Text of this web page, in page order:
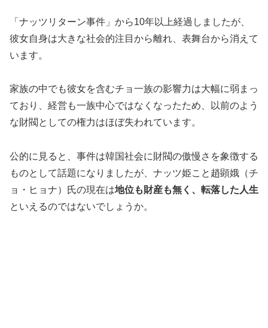
「ナッツリターン事件」から10年以上経過しましたが、
彼女自身は大きな社会的注目から離れ、表舞台から消えて
います。
家族の中でも彼女を含むチョ一族の影響力は大幅に弱まっ
ており、経営も一族中心ではなくなったため、以前のよう
な財閥としての権力はほぼ失われています。
公的に見ると、事件は韓国社会に財閥の傲慢さを象徴する
ものとして話題になりましたが、ナッツ姫こと趙顕娥（チ
ョ・ヒョナ）氏の現在は地位も財産も無く、転落した人生
といえるのではないでしょうか。